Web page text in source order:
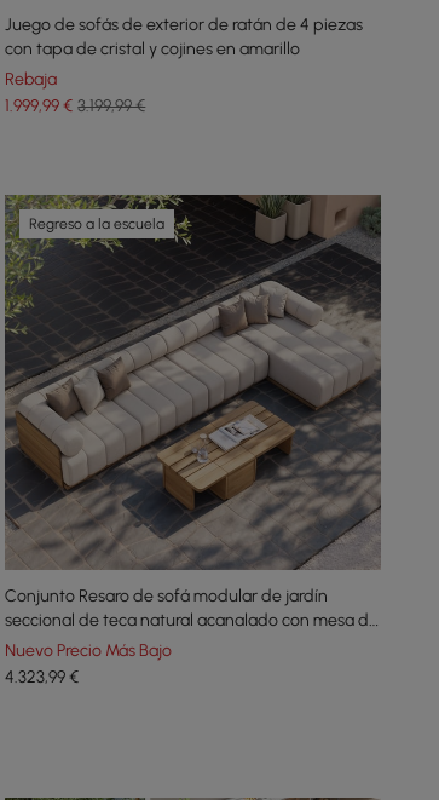
Juego de sofás de exterior de ratán de 4 piezas
con tapa de cristal y cojines en amarillo
Rebaja
1.999,99€ 3.199,99 €
Regreso a la escuela
Conjunto Resaro de sofá modular de jardín
seccional de teca natural acanalado con mesa de
centro de 7 piezas
Nuevo Precio Más Bajo
4.323,99€